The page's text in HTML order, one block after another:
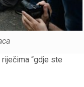
“gdje ste